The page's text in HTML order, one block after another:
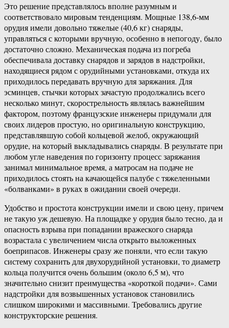
Это решение представлялось вполне разумным и
соответствовало мировым тенденциям. Мощные 138,6-мм
орудия имели довольно тяжелые (40,6 кг) снаряды,
управляться с которыми вручную, особенно в непогоду, было
достаточно сложно. Механическая подача из погреба
обеспечивала доставку снарядов и зарядов в надстройки,
находящиеся рядом с орудийными установками, откуда их
приходилось передавать вручную для заряжания. Для
эсминцев, стычки которых зачастую продолжались всего
несколько минут, скорострельность являлась важнейшим
фактором, поэтому французские инженеры придумали для
своих лидеров простую, но оригинальную конструкцию,
представлявшую собой кольцевой желоб, окружающий
орудие, на который выкладывались снаряды. В результате при
любом угле наведения по горизонту процесс заряжания
занимал минимальное время, а матросам на подаче не
приходилось стоять на качающейся палубе с тяжеленными
«болванками» в руках в ожидании своей очереди.
Удобство и простота конструкции имели и свою цену, причем
не такую уж дешевую. На площадке у орудия было тесно, да и
опасность взрыва при попадании вражеского снаряда
возрастала с увеличением числа открыто выложенных
боеприпасов. Инженеры сразу же поняли, что если такую
систему сохранить для двухорудийной установки, то диаметр
кольца получится очень большим (около 6,5 м), что
значительно снизит преимущества «короткой подачи». Сами
надстройки для возвышенных установок становились
слишком широкими и массивными. Требовались другие
конструкторские решения.